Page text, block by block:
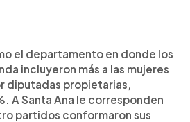
el departamento en donde los
incluyeron más a las mujeres
diputadas propietarias,
A Santa Ana le corresponden
partidos conformaron sus